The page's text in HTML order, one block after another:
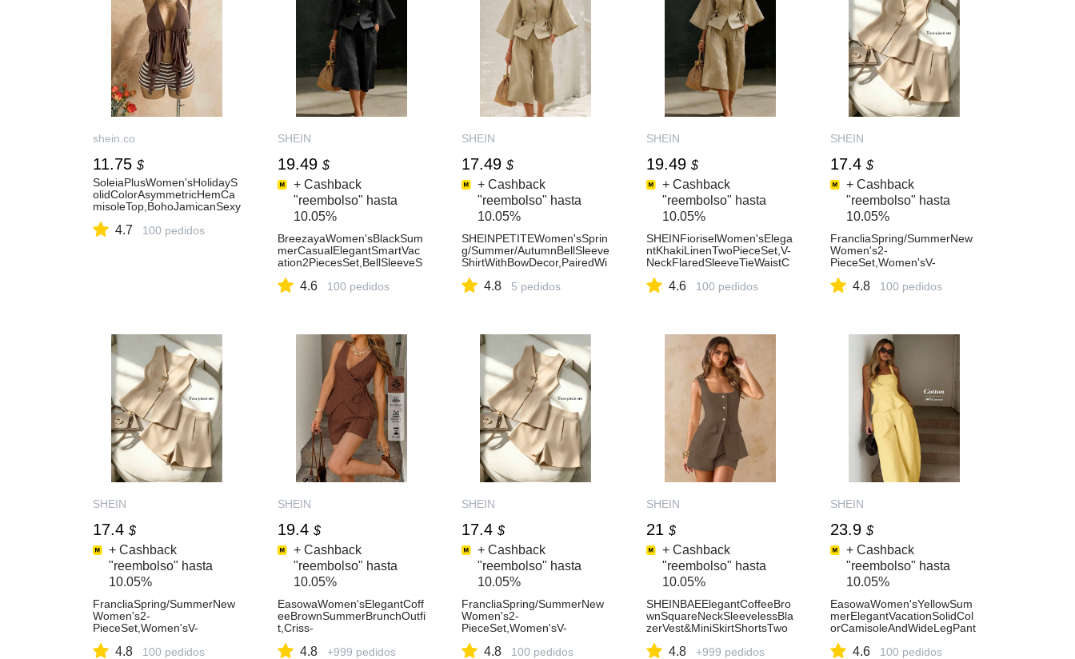
shein.co
11.75 $
SoleiaPlusWomen'sHolidayS
olidColorAsymmetricHemCa
misoleTop,BohoJamicanSexy
cationShorts,HighWaistChoc
4.7 100 pedidos
SHEIN
19.49 $
+ Cashback
"reembolso" hasta
10.05%
BreezayaWomen'sBlackSum
merCasualElegantSmartVac
ation2PiecesSet,BellSleeveS
ants,TexturedBambooFiberR
4.6 100 pedidos
SHEIN
17.49 $
+ Cashback
"reembolso" hasta
10.05%
SHEINPETITEWomen'sSprin
g/Summer/AutumnBellSleeve
ShirtWithBowDecor,PairedWi
eApricotTexturedBambooFib
4.8 5 pedidos
SHEIN
19.49 $
+ Cashback
"reembolso" hasta
10.05%
SHEINFioriselWomen'sElega
ntKhakiLinenTwoPieceSet,V-
NeckFlaredSleeveTieWaistC
Pants,SummerHolidayVacati
4.6 100 pedidos
SHEIN
17.4 $
+ Cashback
"reembolso" hasta
10.05%
FrancliaSpring/SummerNew
Women's2-
PieceSet,Women'sV-
PieceSet,PaleYellowSuit,Wo
n'sBlazerSuit,Women's2-
PieceSet
4.8 100 pedidos
SHEIN
17.4 $
+ Cashback
"reembolso" hasta
10.05%
FrancliaSpring/SummerNew
Women's2-
PieceSet,Women'sV-
PieceSet,PaleYellowSuit,Wo
4.8 100 pedidos
SHEIN
19.4 $
+ Cashback
"reembolso" hasta
10.05%
EasowaWomen'sElegantCoff
eeBrownSummerBrunchOutfi
t,Criss-
emVestShirtAndShortsSet,Br
4.8 +999 pedidos
SHEIN
17.4 $
+ Cashback
"reembolso" hasta
10.05%
FrancliaSpring/SummerNew
Women's2-
PieceSet,Women'sV-
PieceSet,PaleYellowSuit,Wo
4.8 100 pedidos
SHEIN
21 $
+ Cashback
"reembolso" hasta
10.05%
SHEINBAEElegantCoffeeBro
wnSquareNeckSleevelessBla
zerVest&MiniSkirtShortsTwo
r,Brunch,Beach,Vacation,We
4.8 +999 pedidos
SHEIN
23.9 $
+ Cashback
"reembolso" hasta
10.05%
EasowaWomen'sYellowSum
merElegantVacationSolidCol
orCamisoleAndWideLegPant
dMoneyStyleCottonLinenCo
4.6 100 pedidos